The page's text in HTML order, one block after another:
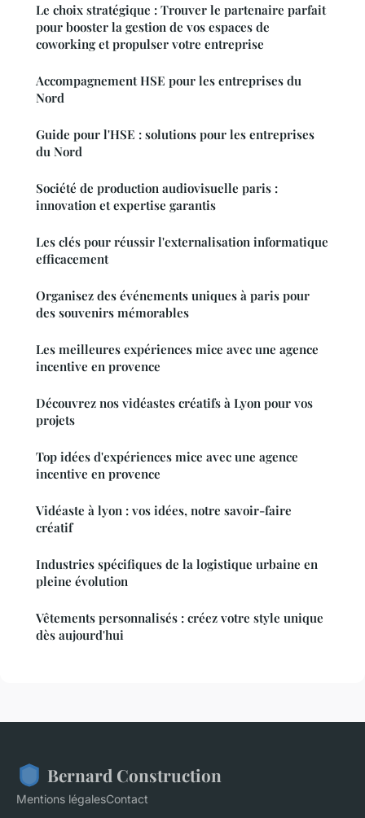
Le choix stratégique : Trouver le partenaire parfait
pour booster la gestion de vos espaces de
coworking et propulser votre entreprise
Accompagnement HSE pour les entreprises du
Nord
Guide pour l'HSE : solutions pour les entreprises
du Nord
Société de production audiovisuelle paris :
innovation et expertise garantis
Les clés pour réussir l'externalisation informatique
efficacement
Organisez des événements uniques à paris pour
des souvenirs mémorables
Les meilleures expériences mice avec une agence
incentive en provence
Découvrez nos vidéastes créatifs à Lyon pour vos
projets
Top idées d'expériences mice avec une agence
incentive en provence
Vidéaste à lyon : vos idées, notre savoir-faire
créatif
Industries spécifiques de la logistique urbaine en
pleine évolution
Vêtements personnalisés : créez votre style unique
dès aujourd'hui
Bernard Construction
Mentions légalesContact